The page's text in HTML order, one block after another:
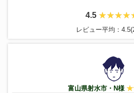
1番ゲージ ライブスチーム
ディズニー 22184
HOゲージ 蒸気機関車 C51
JRF EF500
4.5
レビュー平均：
富山県射水市・N様